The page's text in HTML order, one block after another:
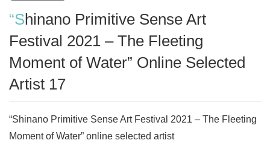
“Shinano Primitive Sense Art
Festival 2021 – The Fleeting
Moment of Water” Online Selected
Artist 17
“Shinano Primitive Sense Art Festival 2021 – The Fleeting
Moment of Water” online selected artist